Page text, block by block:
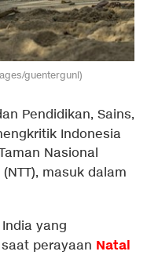
guenterguni)
Pendidikan, Sains,
Indonesia
Nasional
masuk dalam
yang
perayaan Natal